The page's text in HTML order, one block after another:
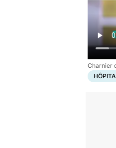
Charnier